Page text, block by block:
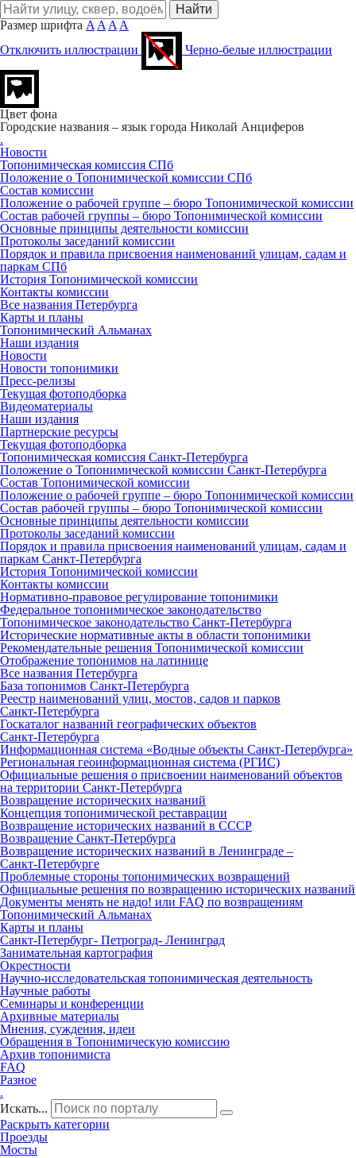
Размер шрифта A A A A
Отключить иллюстрации
Черно-белые иллюстрации
Цвет фона
Городские названия – язык города Николай Анциферов
.
Новости
Топонимическая комиссия СПб
Положение о Топонимической комиссии СПб
Состав комиссии
Положение о рабочей группе – бюро Топонимической комиссии
Состав рабочей группы – бюро Топонимической комиссии
Основные принципы деятельности комиссии
Протоколы заседаний комиссии
Порядок и правила присвоения наименований улицам, садам и
паркам СПб
История Топонимической комиссии
Контакты комиссии
Все названия Петербурга
Карты и планы
Топонимический Альманах
Наши издания
Новости
Новости топонимики
Пресс‑релизы
Текущая фотоподборка
Видеоматериалы
Наши издания
Партнерские ресурсы
Текущая фотоподборка
Топонимическая комиссия Санкт‑Петербурга
Положение о Топонимической комиссии Санкт‑Петербурга
Состав Топонимической комиссии
Положение о рабочей группе – бюро Топонимической комиссии
Состав рабочей группы – бюро Топонимической комиссии
Основные принципы деятельности комиссии
Протоколы заседаний комиссии
Порядок и правила присвоения наименований улицам, садам и
паркам Санкт‑Петербурга
История Топонимической комиссии
Контакты комиссии
Нормативно‑правовое регулирование топонимики
Федеральное топонимическое законодательство
Топонимическое законодательство Санкт‑Петербурга
Исторические нормативные акты в области топонимики
Рекомендательные решения Топонимической комиссии
Отображение топонимов на латинице
Все названия Петербурга
База топонимов Санкт‑Петербурга
Реестр наименований улиц, мостов, садов и парков
Санкт‑Петербурга
Госкаталог названий географических объектов
Санкт‑Петербурга
Информационная система «Водные объекты Санкт‑Петербурга»
Региональная геоинформационная система (РГИС)
Официальные решения о присвоении наименований объектов
на территории Санкт‑Петербурга
Возвращение исторических названий
Концепция топонимической реставрации
Возвращение исторических названий в СССР
Возвращение Санкт‑Петербурга
Возвращение исторических названий в Ленинграде –
Санкт‑Петербурге
Проблемные стороны топонимических возвращений
Официальные решения по возвращению исторических названий
Документы менять не надо! или FAQ по возвращениям
Топонимический Альманах
Карты и планы
Санкт‑Петербург‑ Петроград‑ Ленинград
Занимательная картография
Окрестности
Научно‑исследовательская топонимическая деятельность
Научные работы
Семинары и конференции
Архивные материалы
Мнения, суждения, идеи
Обращения в Топонимическую комиссию
Архив топонимиста
FAQ
Разное
.
Искать...
Раскрыть категории
Проезды
Мосты